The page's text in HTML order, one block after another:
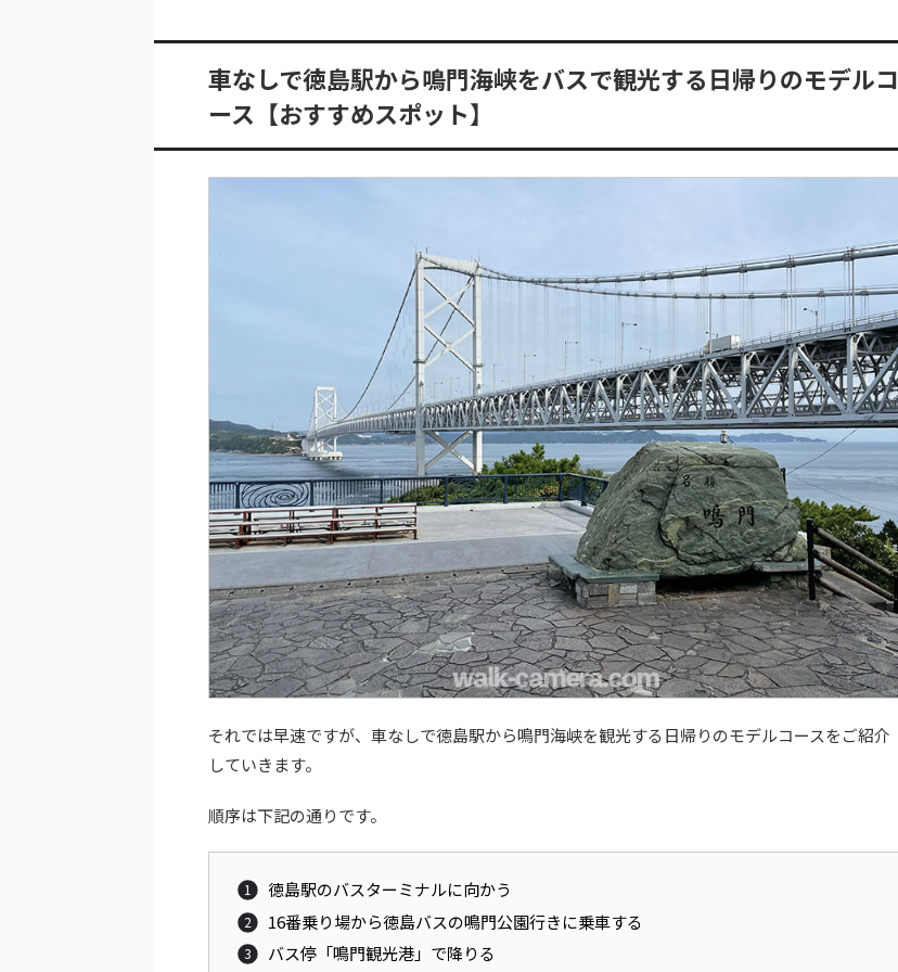
車なしで徳島駅から鳴門海峡をバスで観光する日帰りのモデルコ
ース【おすすめスポット】
それでは早速ですが、車なしで徳島駅から鳴門海峡を観光する日帰りのモデルコースをご紹介
していきます。
順序は下記の通りです。
徳島駅のバスターミナルに向かう
16番乗り場から徳島バスの鳴門公園行きに乗車する
バス停「鳴門観光港」で降りる